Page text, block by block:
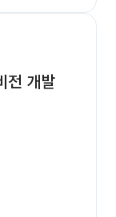
전 개발